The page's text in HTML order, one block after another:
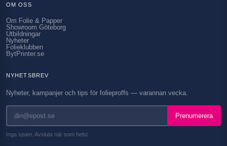
OM OSS
Om Folie & Papper
Showroom Göteborg
Utbildningar
Nyheter
Folieklubben
BytPrinter.se
NYHETSBREV
Nyheter, kampanjer och tips för folieproffs — varannan vecka.
Prenumerera
Inga spam. Avsluta när som helst.